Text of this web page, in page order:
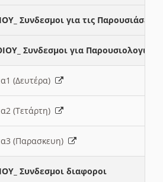
Συνδεσμοι για τις Παρουσιάσεις
Συνδεσμοι για Παρουσιολογια
(Δευτέρα)
(Τετάρτη)
(Παρασκευη)
Συνδεσμοι διαφοροι